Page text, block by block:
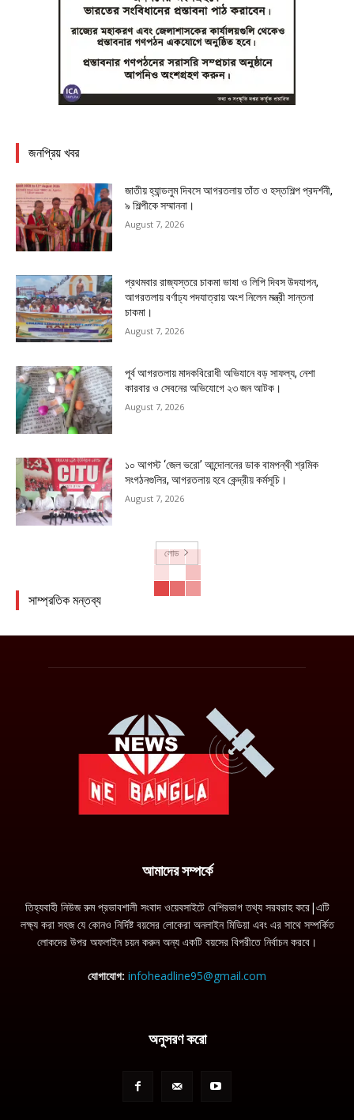
জনপ্রিয় খবর
জাতীয় হ্যান্ডলুম দিবসে আগরতলায় তাঁত ও হস্তশিল্প প্রদর্শনী,
৯ শিল্পীকে সম্মাননা।
August 7, 2026
প্রথমবার রাজ্যস্তরে চাকমা ভাষা ও লিপি দিবস উদযাপন,
আগরতলায় বর্ণাঢ্য পদযাত্রায় অংশ নিলেন মন্ত্রী সান্তনা
চাকমা।
August 7, 2026
পূর্ব আগরতলায় মাদকবিরোধী অভিযানে বড় সাফল্য, নেশা
কারবার ও সেবনের অভিযোগে ২৩ জন আটক।
August 7, 2026
১০ আগস্ট ‘জেল ভরো’ আন্দোলনের ডাক বামপন্থী শ্রমিক
সংগঠনগুলির, আগরতলায় হবে কেন্দ্রীয় কর্মসূচি।
August 7, 2026
লোড
সাম্প্রতিক মন্তব্য
আমাদের সম্পর্কে
তিহ্যবাহী নিউজ রুম প্রভাবশালী সংবাদ ওয়েবসাইটে বেশিরভাগ তথ্য সরবরাহ করে|এটি
লক্ষ্য করা সহজ যে কোনও নির্দিষ্ট বয়সের লোকেরা অনলাইন মিডিয়া এবং এর সাথে সম্পর্কিত
লোকদের উপর অফলাইন চয়ন করুন অন্য একটি বয়সের বিপরীতে নির্বাচন করবে।
যোগাযোগ: infoheadline95@gmail.com
অনুসরণ করো